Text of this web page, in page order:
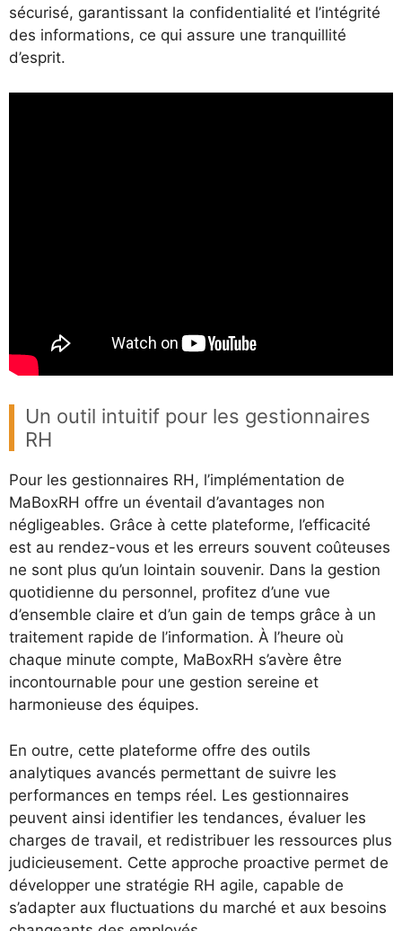
sécurisé, garantissant la confidentialité et l’intégrité
des informations, ce qui assure une tranquillité
d’esprit.
Un outil intuitif pour les gestionnaires
RH
Pour les gestionnaires RH, l’implémentation de
MaBoxRH offre un éventail d’avantages non
négligeables. Grâce à cette plateforme, l’efficacité
est au rendez-vous et les erreurs souvent coûteuses
ne sont plus qu’un lointain souvenir. Dans la gestion
quotidienne du personnel, profitez d’une vue
d’ensemble claire et d’un gain de temps grâce à un
traitement rapide de l’information. À l’heure où
chaque minute compte, MaBoxRH s’avère être
incontournable pour une gestion sereine et
harmonieuse des équipes.
En outre, cette plateforme offre des outils
analytiques avancés permettant de suivre les
performances en temps réel. Les gestionnaires
peuvent ainsi identifier les tendances, évaluer les
charges de travail, et redistribuer les ressources plus
judicieusement. Cette approche proactive permet de
développer une stratégie RH agile, capable de
s’adapter aux fluctuations du marché et aux besoins